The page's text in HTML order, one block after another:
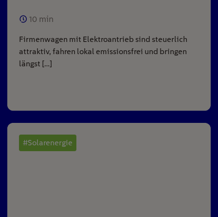
10 min
Firmenwagen mit Elektroantrieb sind steuerlich
attraktiv, fahren lokal emissionsfrei und bringen
längst […]
#Solarenergie